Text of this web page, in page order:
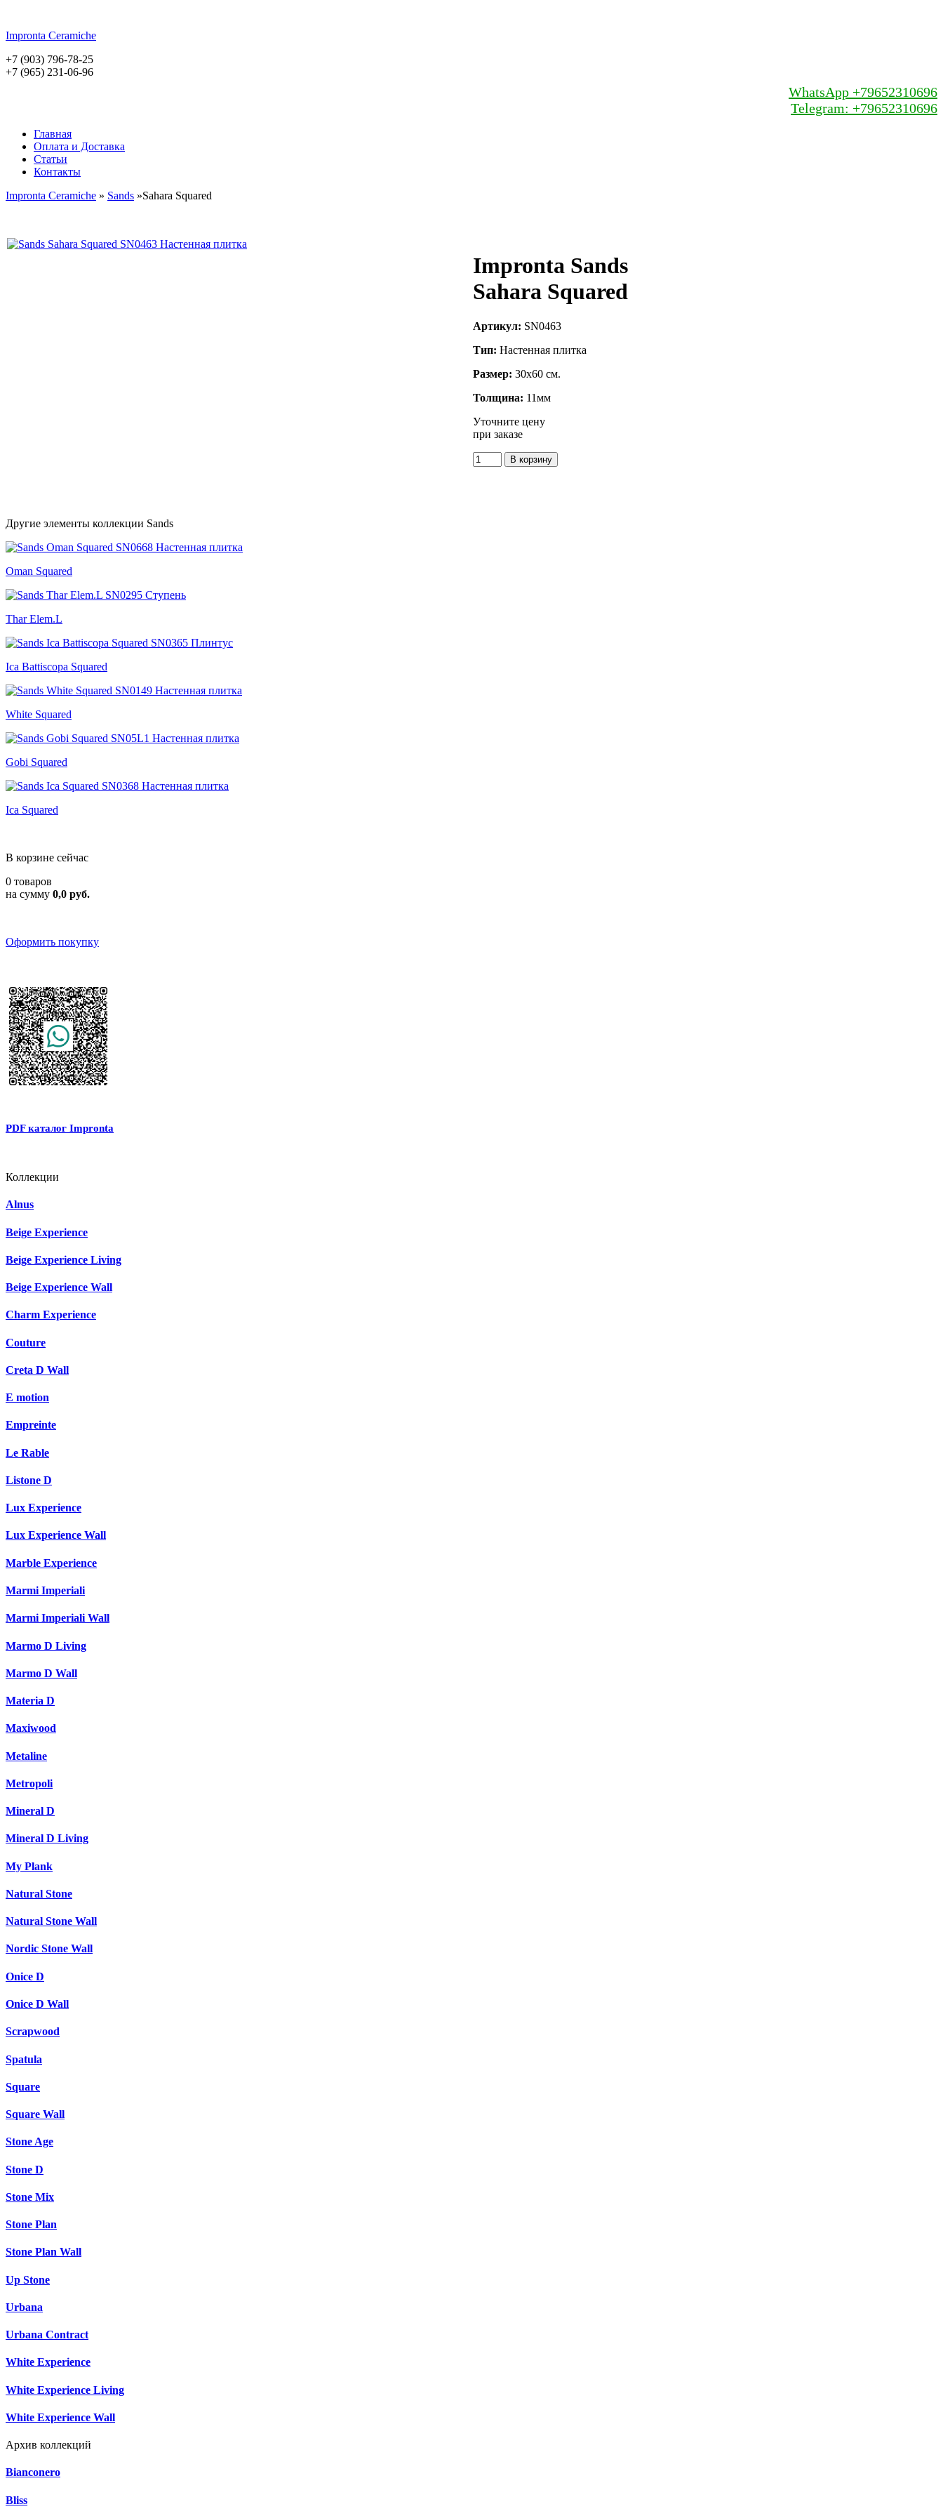
Impronta Ceramiche
+7 (903) 796-78-25
+7 (965) 231-06-96
WhatsApp +79652310696
Telegram: +79652310696
Главная
Оплата и Доставка
Статьи
Контакты
Impronta Ceramiche » Sands »Sahara Squared
Impronta Sands
Sahara Squared
Артикул: SN0463
Тип: Настенная плитка
Размер: 30x60 см.
Толщина: 11мм
Уточните цену
при заказе
Другие элементы коллекции Sands
Oman Squared
Thar Elem.L
Ica Battiscopa Squared
White Squared
Gobi Squared
Ica Squared
В корзине сейчас
0 товаров
на сумму 0,0 руб.
Оформить покупку
PDF каталог Impronta
Коллекции
Alnus
Beige Experience
Beige Experience Living
Beige Experience Wall
Charm Experience
Couture
Creta D Wall
E motion
Empreinte
Le Rable
Listone D
Lux Experience
Lux Experience Wall
Marble Experience
Marmi Imperiali
Marmi Imperiali Wall
Marmo D Living
Marmo D Wall
Materia D
Maxiwood
Metaline
Metropoli
Mineral D
Mineral D Living
My Plank
Natural Stone
Natural Stone Wall
Nordic Stone Wall
Onice D
Onice D Wall
Scrapwood
Spatula
Square
Square Wall
Stone Age
Stone D
Stone Mix
Stone Plan
Stone Plan Wall
Up Stone
Urbana
Urbana Contract
White Experience
White Experience Living
White Experience Wall
Архив коллекций
Bianconero
Bliss